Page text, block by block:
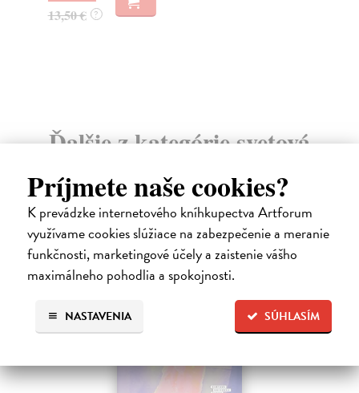
Príjmete naše cookies?
K prevádzke internetového kníhkupectva Artforum
využívame cookies slúžiace na zabezpečenie a meranie
funkčnosti, marketingové účely a zaistenie vášho
maximálneho pohodlia a spokojnosti.
SÚHLASÍM
NASTAVENIA
13,50 € ?
Ďalšie z kategórie svetová
beletria
na sklade